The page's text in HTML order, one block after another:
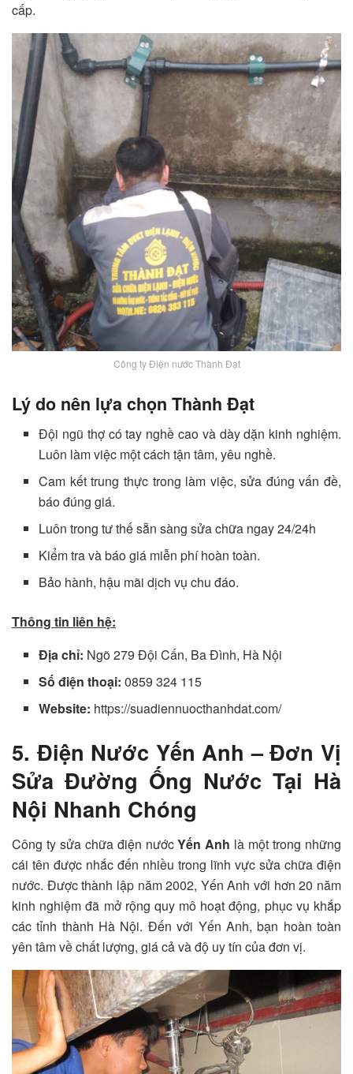
cấp.
Công ty Điện nước Thành Đạt
Lý do nên lựa chọn Thành Đạt
Đội ngũ thợ có tay nghề cao và dày dặn kinh nghiệm.
Luôn làm việc một cách tận tâm, yêu nghề.
Cam kết trung thực trong làm việc, sửa đúng vấn đề,
báo đúng giá.
Luôn trong tư thế sẵn sàng sửa chữa ngay 24/24h
Kiểm tra và báo giá miễn phí hoàn toàn.
Bảo hành, hậu mãi dịch vụ chu đáo.
Thông tin liên hệ:
Địa chỉ: Ngõ 279 Đội Cấn, Ba Đình, Hà Nội
Số điện thoại:0859 324 115
Website: https://suadiennuocthanhdat.com/
5. Điện Nước Yến Anh – Đơn Vị
Sửa Đường Ống Nước Tại Hà
Nội Nhanh Chóng
Công ty sửa chữa điện nướcYến Anh là một trong những
cái tên được nhắc đến nhiều trong lĩnh vực sửa chữa điện
nước. Được thành lập năm 2002, Yến Anh với hơn 20 năm
kinh nghiệm đã mở rộng quy mô hoạt động, phục vụ khắp
các tỉnh thành Hà Nội. Đến với Yến Anh, bạn hoàn toàn
yên tâm về chất lượng, giá cả và độ uy tín của đơn vị.